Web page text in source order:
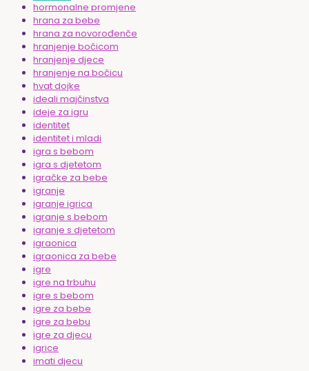
hormonalne promjene
hrana za bebe
hrana za novorođenče
hranjenje bočicom
hranjenje djece
hranjenje na bočicu
hvat dojke
ideali majčinstva
ideje za igru
identitet
identitet i mladi
igra s bebom
igra s djetetom
igračke za bebe
igranje
igranje igrica
igranje s bebom
igranje s djetetom
igraonica
igraonica za bebe
igre
igre na trbuhu
igre s bebom
igre za bebe
igre za bebu
igre za djecu
igrice
imati djecu